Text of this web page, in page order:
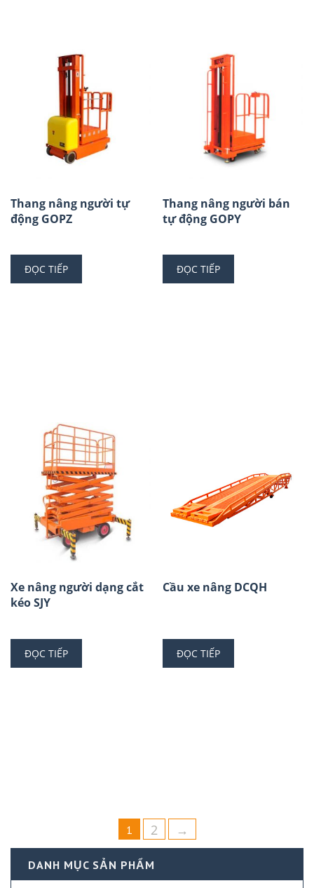
Thang nâng người tự
động GOPZ
ĐỌC TIẾP
Thang nâng người bán
tự động GOPY
ĐỌC TIẾP
Xe nâng người dạng cắt
kéo SJY
ĐỌC TIẾP
Cầu xe nâng DCQH
ĐỌC TIẾP
1 2 →
DANH MỤC SẢN PHẨM